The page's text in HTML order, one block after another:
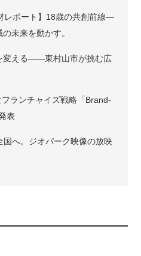
レポート】18歳の共創前線―
未来を動かす。
変える――東村山市が挑む広
ランチャイズ戦略「Brand-
表
国へ。ジオパーク映像の放映